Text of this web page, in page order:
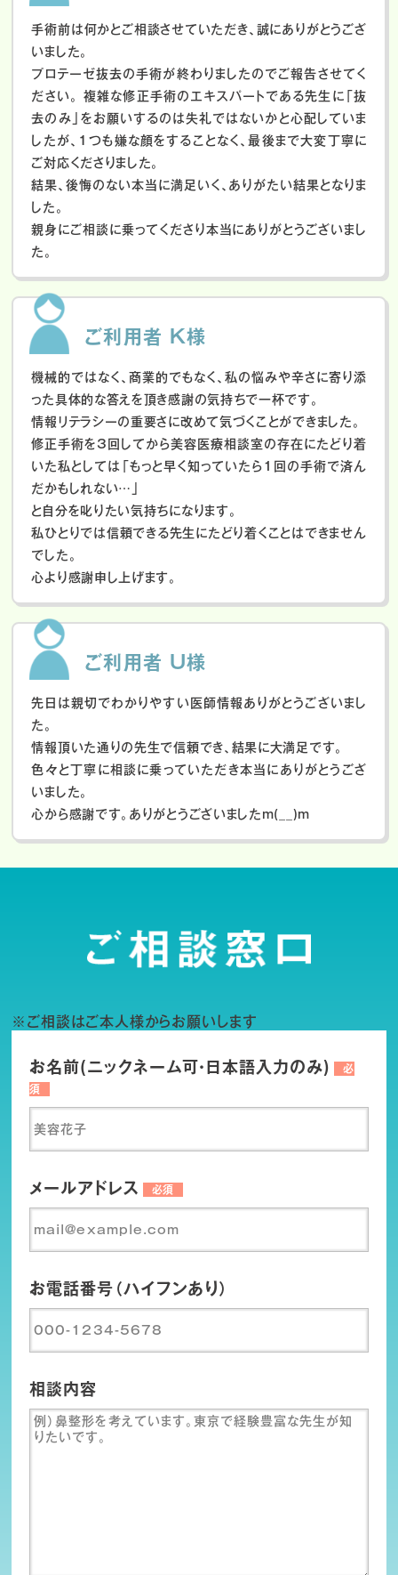
手術前は何かとご相談させていただき、誠にありがとうござ
いました。
プロテーゼ抜去の手術が終わりましたのでご報告させてく
ださい。
複雑な修正手術のエキスパートである先生に「抜
去のみ」をお願いするのは失礼ではないかと心配していま
したが、１つも嫌な顔をすることなく、最後まで大変丁寧に
ご対応くださりました。
結果、後悔のない本当に満足いく、ありがたい結果となりま
した。
親身にご相談に乗ってくださり本当にありがとうございまし
た。
ご利用者 K様
機械的ではなく、商業的でもなく、私の悩みや辛さに寄り添
った具体的な答えを頂き感謝の気持ちで一杯です。
情報リテラシーの重要さに改めて気づくことができました。
修正手術を3回してから美容医療相談室の存在にたどり着
いた私としては「もっと早く知っていたら1回の手術で済ん
だかもしれない…」
と自分を叱りたい気持ちになります。
私ひとりでは信頼できる先生にたどり着くことはできません
でした。
心より感謝申し上げます。
ご利用者 U様
先日は親切でわかりやすい医師情報ありがとうございまし
た。
情報頂いた通りの先生で信頼でき、結果に大満足です。
色々と丁寧に相談に乗っていただき本当にありがとうござ
いました。
心から感謝です。ありがとうございましたm(__)m
※ご相談はご本人様からお願いします
お名前(ニックネーム可・日本語入力のみ)
必
須
メールアドレス 必須
お電話番号（ハイフンあり）
相談内容